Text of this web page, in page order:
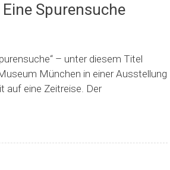
Spurensuche
– unter diesem Titel
München in einer Ausstellung
auf eine Zeitreise. Der